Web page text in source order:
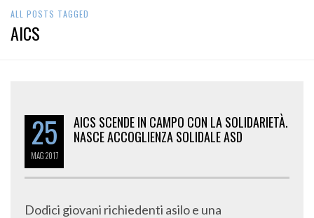
ALL POSTS TAGGED
AICS
25
MAG2017
AICS SCENDE IN CAMPO CON LA SOLIDARIETÀ.
NASCE ACCOGLIENZA SOLIDALE ASD
Dodici giovani richiedenti asilo e una